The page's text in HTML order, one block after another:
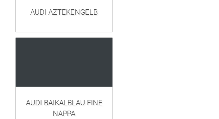
AUDI AZTEKENGELB
AUDI BAIKALBLAU FINE
NAPPA